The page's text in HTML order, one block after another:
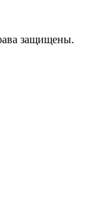
защищены.